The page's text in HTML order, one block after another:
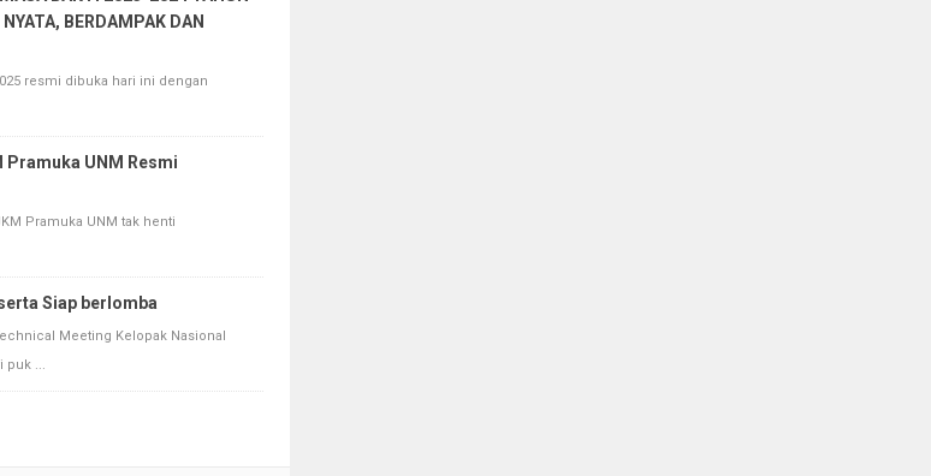
BERDAMPAK DAN
resmi dibuka hari ini dengan
Pramuka UNM Resmi
Pramuka UNM tak henti
Siap berlomba
Meeting Kelopak Nasional
...